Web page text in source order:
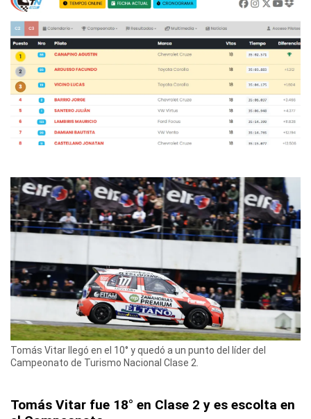
Tomás Vitar llegó en el 10° y quedó a un punto del líder del
Campeonato de Turismo Nacional Clase 2.
Tomás Vitar fue 18° en Clase 2 y es escolta en